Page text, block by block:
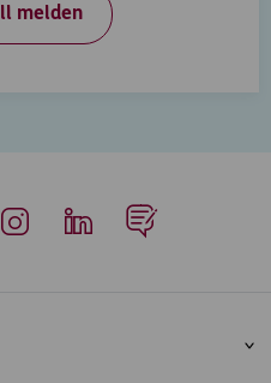
melden